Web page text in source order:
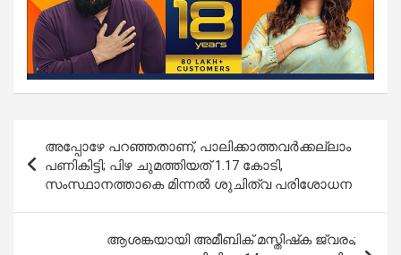
navigation
അപ്പോഴേ പറഞ്ഞതാണ്, പാലിക്കാത്തവര്‍ക്കല്ലാം
പണികിട്ടി; പിഴ ചുമത്തിയത് 1.17 കോടി,
സംസ്ഥാനത്താകെ മിന്നൽ ശുചിത്വ പരിശോധന
ആശങ്കയായി അമീബിക് മസ്തിഷ്‌ക ജ്വരം;